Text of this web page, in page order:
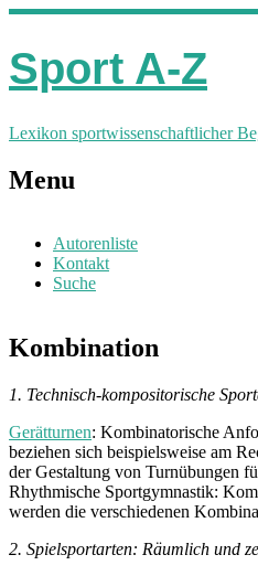
Sport A-Z
Lexikon sportwissenschaftlicher
Menu
Autorenliste
Kontakt
Suche
Kombination
1. Technisch-kompositorische
Gerätturnen: Kombinatorische
beziehen sich beispielsweise am
der Gestaltung von Turnübungen
Rhythmische Sportgymnastik:
werden die verschiedenen
2. Spielsportarten: Räumlich und